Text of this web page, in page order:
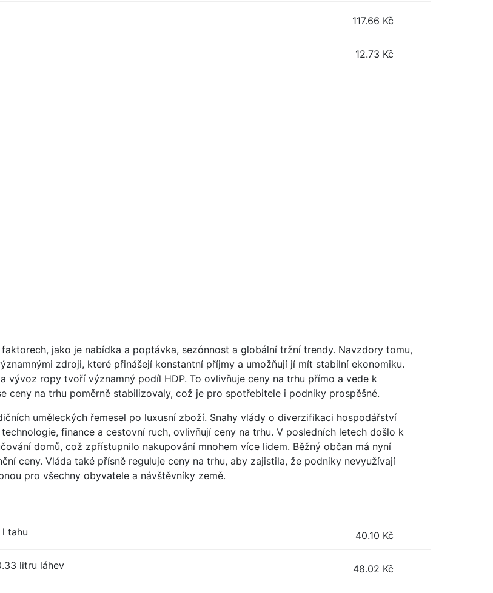
117.66 Kč
12.73 Kč
jako je nabídka a poptávka, sezónnost a globální tržní trendy. Navzdory tomu,
zdroji, které přinášejí konstantní příjmy a umožňují jí mít stabilní ekonomiku.
vývoz ropy tvoří významný podíl HDP. To ovlivňuje ceny na trhu přímo a vede k
ceny na trhu poměrně stabilizovaly, což je pro spotřebitele i podniky prospěšné.
uměleckých řemesel po luxusní zboží. Snahy vlády o diverzifikaci hospodářství
finance a cestovní ruch, ovlivňují ceny na trhu. V posledních letech došlo k
domů, což zpřístupnilo nakupování mnohem více lidem. Běžný občan má nyní
ceny. Vláda také přísně reguluje ceny na trhu, aby zajistila, že podniky nevyužívají
pro všechny obyvatele a návštěvníky země.
tahu 40.10 Kč
litru láhev 48.02 Kč